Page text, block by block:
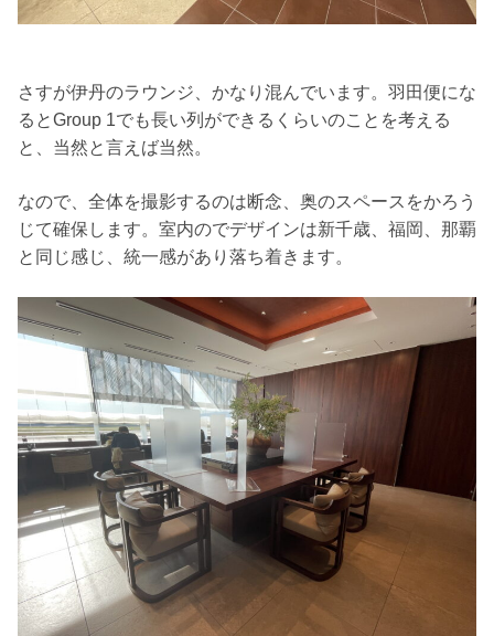
さすが伊丹のラウンジ、かなり混んでいます。羽田便にな
るとGroup 1でも長い列ができるくらいのことを考える
と、当然と言えば当然。
なので、全体を撮影するのは断念、奥のスペースをかろう
じて確保します。室内のでデザインは新千歳、福岡、那覇
と同じ感じ、統一感があり落ち着きます。